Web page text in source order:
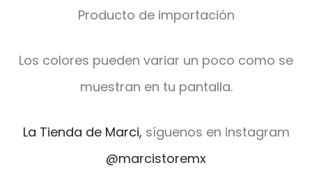
Producto de importación
Los colores pueden variar un poco como se
muestran en tu pantalla.
La Tienda de Marci, síguenos en instagram
@marcistoremx